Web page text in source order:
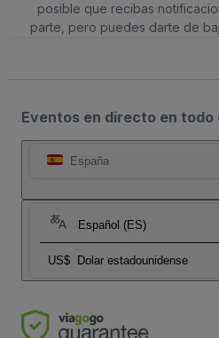
posible que recibas
parte, pero puedes darte de
Eventos en directo en todo
España
Español (ES)
US$ Dolar estadounidense